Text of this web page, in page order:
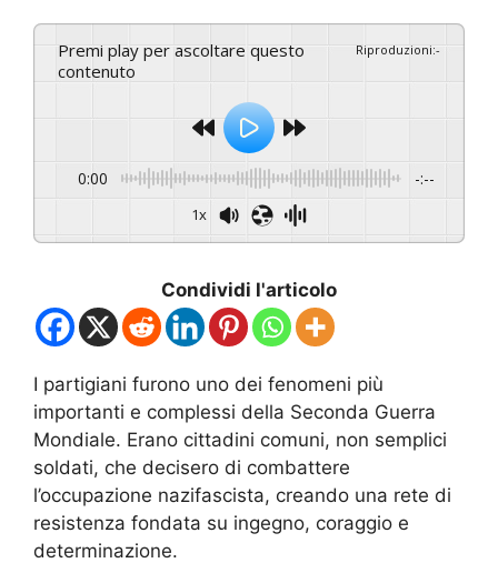
Premi play per ascoltare questo
contenuto
Riproduzioni:-
0:00 -:--
1x
Condividi l'articolo
I partigiani furono uno dei fenomeni più
importanti e complessi della Seconda Guerra
Mondiale. Erano cittadini comuni, non semplici
soldati, che decisero di combattere
l’occupazione nazifascista, creando una rete di
resistenza fondata su ingegno, coraggio e
determinazione.